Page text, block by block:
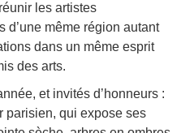
les artistes
d’une même région autant
dans un même esprit
des arts.
et invités d’honneurs :
parisien, qui expose ses